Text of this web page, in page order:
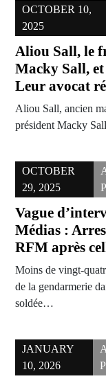
OCTOBER 10,
2025
Aliou Sall, le
Macky Sall, et
Leur avocat
Aliou Sall, ancien
président Macky
OCTOBER
29, 2025
Vague
Médias :
RFM après
Moins de vingt-
de la gendarmerie
soldée…
JANUARY
10, 2026